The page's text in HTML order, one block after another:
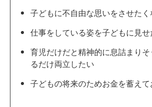
子どもに不自由な思いをさせたく
仕事をしている姿を子どもに見せ
育児だけだと精神的に息詰まりそ
るだけ両立したい
子どもの将来のためお金を蓄え